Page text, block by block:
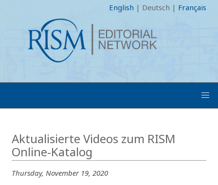
English | Deutsch | Français
Aktualisierte Videos zum RISM
Online-Katalog
Thursday, November 19, 2020